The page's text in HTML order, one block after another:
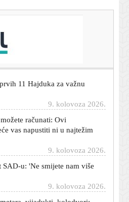
Ronalda i Georgine, a
računati: Ovi
vas napustiti ni u najtežim
u: 'Ne smijete nam više
vijadukti, kolodvori: